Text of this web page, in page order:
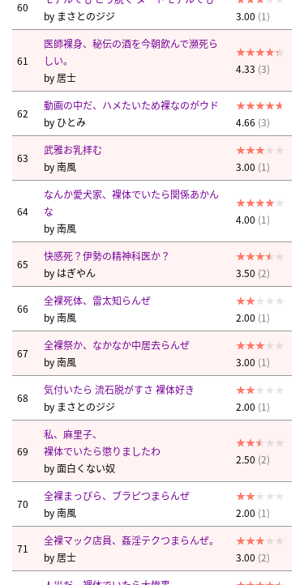
60
by まさとのジジ 3.00 (1)
61
医師裸身、秘伝の酒を今朝飲んで瀕死ら
しい。
by 居士
4.33 (3)
62
動画の中だ、ハメたいため裸なのがウド
by ひとみ 4.66 (3)
63
武雅お乳拝む
by南風 3.00 (1)
64
なんか愛犬家、裸体でいたら関係あかん
な
by南風
4.00 (1)
65
快感死？伊勢の精神科医か？
by はぎやん 3.50 (2)
66
全裸死体、雷太知らんぜ
by南風 2.00 (1)
67
全裸祭か、なかなか中居去らんぜ
by南風 3.00 (1)
68
気付いたら 流石脱がすさ 裸体好き
by まさとのジジ 2.00 (1)
69
私、麻里子、
裸体でいたら懲りましたわ
by面白くない奴
2.50 (2)
70
全裸まっぴら、ブラピつまらんぜ
by南風 2.00 (1)
71
全裸マック店員、姦淫テクつまらんぜ。
by 居士 3.00 (2)